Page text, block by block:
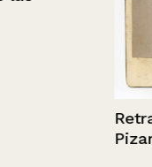
Retrato
Pizarro